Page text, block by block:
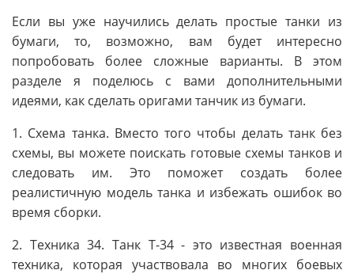
Если вы уже научились делать простые танки из
бумаги, то, возможно, вам будет интересно
попробовать более сложные варианты. В этом
разделе я поделюсь с вами дополнительными
идеями, как сделать оригами танчик из бумаги.
1. Схема танка. Вместо того чтобы делать танк без
схемы, вы можете поискать готовые схемы танков и
следовать им. Это поможет создать более
реалистичную модель танка и избежать ошибок во
время сборки.
2. Техника 34. Танк Т-34 - это известная военная
техника, которая участвовала во многих боевых